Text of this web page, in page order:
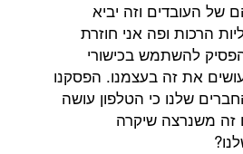
של העובדים וזה יביא
הרכות ופה אני חוזרת
הפסיק להשתמש בכישורי
את זה בעצמנו. הפסקנו
שלנו כי הטלפון עושה
זה משנרצה שיקרה